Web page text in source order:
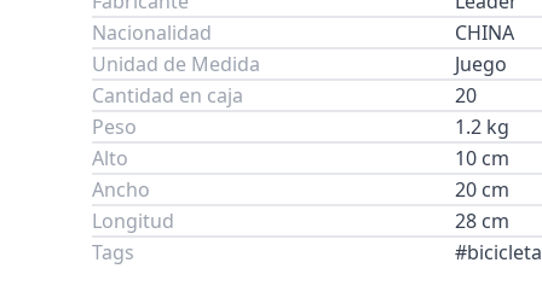
Nacionalidad
CHINA
Unidad de Medida
Juego
Cantidad en caja
20
Peso
1.2 kg
Alto
10 cm
Ancho
20 cm
Longitud
28 cm
Tags